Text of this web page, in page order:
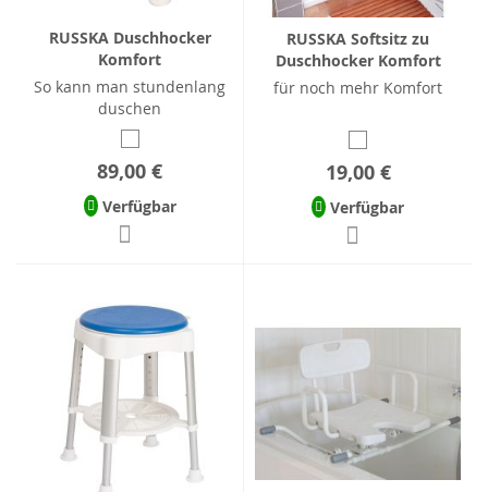
RUSSKA Duschhocker
Komfort
So kann man stundenlang
duschen
89,00 €
Verfügbar
RUSSKA Softsitz zu
Duschhocker Komfort
für noch mehr Komfort
19,00 €
Verfügbar